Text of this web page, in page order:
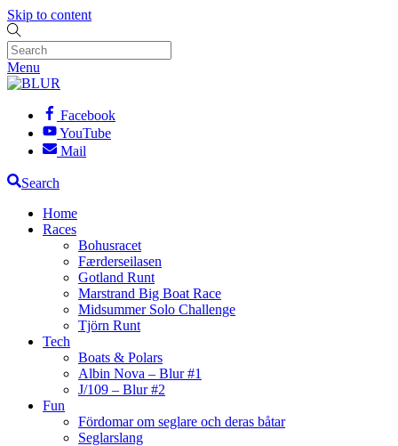
Skip to content
Menu
Facebook
YouTube
Mail
Search
Home
Races
Bohusracet
Færderseilasen
Gotland Runt
Marstrand Big Boat Race
Midsummer Solo Challenge
Tjörn Runt
Tech
Boats & Polars
Albin Nova – Blur #1
J/109 – Blur #2
Fun
Fördomar om seglare och deras båtar
Seglarslang